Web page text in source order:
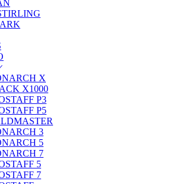
X
X1000
P3
P5
3
5
7
5
7